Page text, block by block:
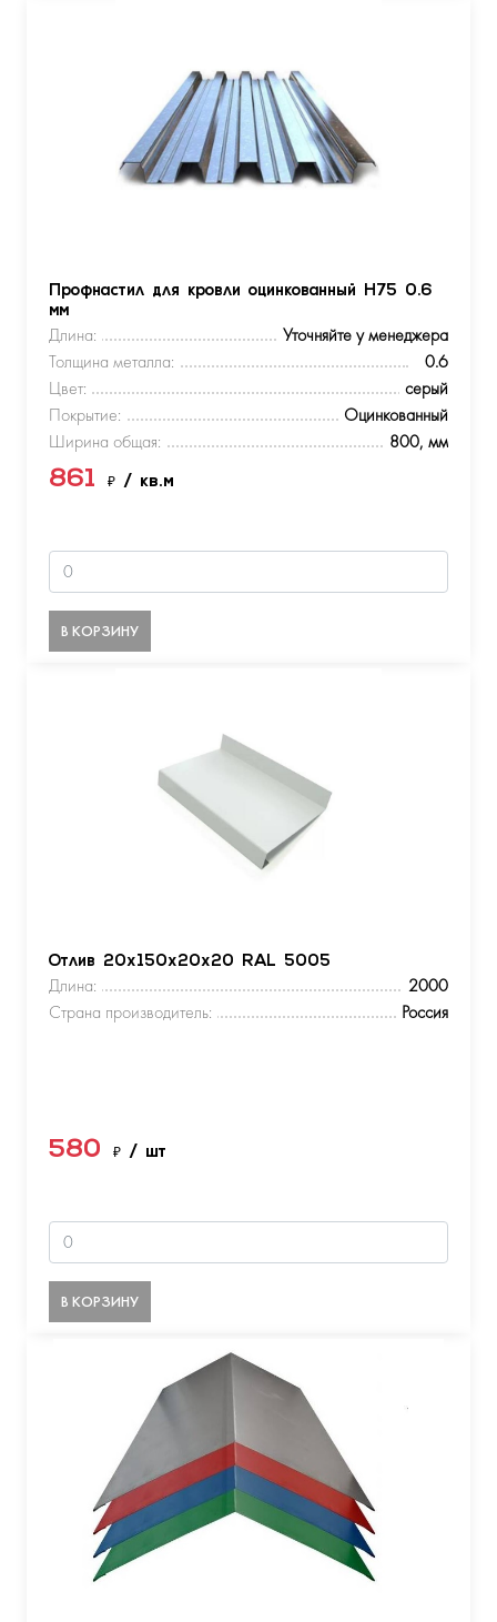
Профнастил для кровли оцинкованный Н75 0.6
мм
Длина:
Уточняйте у менеджера
Толщина металла:
0.6
Цвет:
серый
Покрытие:
Оцинкованный
Ширина общая:
800, мм
861 ₽ / кв.м
В КОРЗИНУ
Отлив 20х150х20х20 RAL 5005
Длина:
2000
Страна производитель:
Россия
580 ₽ / шт
В КОРЗИНУ